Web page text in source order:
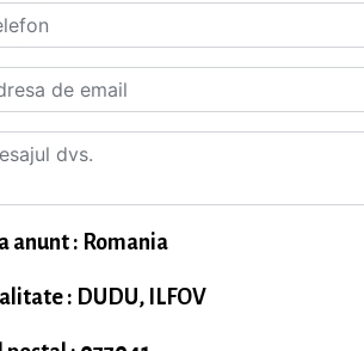
anunt : Romania
: DUDU, ILFOV